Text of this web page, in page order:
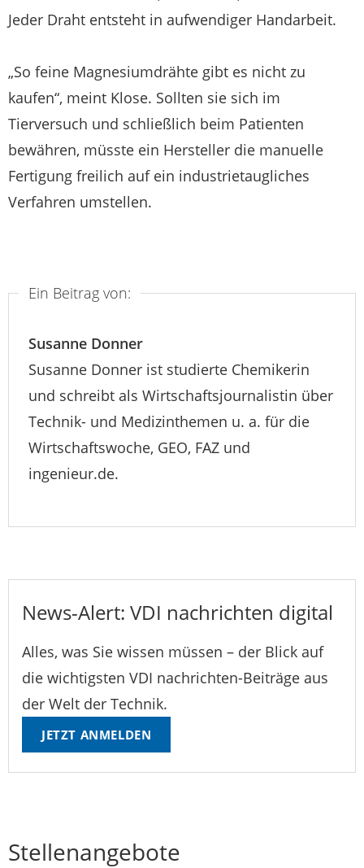
Jeder Draht entsteht in aufwendiger Handarbeit.
„So feine Magnesiumdrähte gibt es nicht zu
kaufen“, meint Klose. Sollten sie sich im
Tierversuch und schließlich beim Patienten
bewähren, müsste ein Hersteller die manuelle
Fertigung freilich auf ein industrietaugliches
Verfahren umstellen.
Ein Beitrag von:
Susanne Donner
Susanne Donner ist studierte Chemikerin
und schreibt als Wirtschaftsjournalistin über
Technik- und Medizinthemen u. a. für die
Wirtschaftswoche, GEO, FAZ und
ingenieur.de.
News-Alert: VDI nachrichten digital
Alles, was Sie wissen müssen – der Blick auf
die wichtigsten VDI nachrichten-Beiträge aus
der Welt der Technik.
JETZT ANMELDEN
Stellenangebote